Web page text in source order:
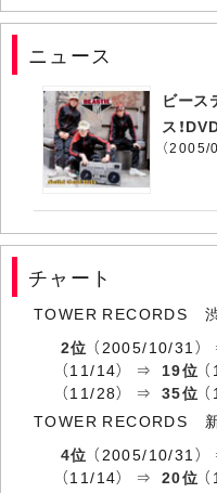
ニュース
ビース
ス！
（2005/
チャート
TOWER RECORDS
2位 （2005/10/31
（11/14） ⇒ 19位
（11/28） ⇒ 35位
TOWER RECORDS
4位 （2005/10/31
（11/14） ⇒ 20位